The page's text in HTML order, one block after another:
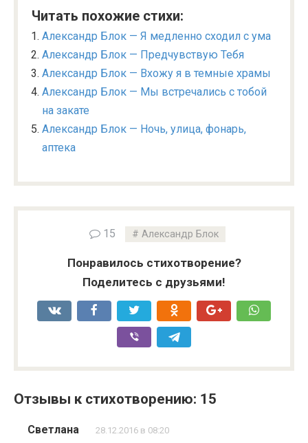
Читать похожие стихи:
Александр Блок — Я медленно сходил с ума
Александр Блок — Предчувствую Тебя
Александр Блок — Вхожу я в темные храмы
Александр Блок — Мы встречались с тобой
на закате
Александр Блок — Ночь, улица, фонарь,
аптека
15 Александр Блок
Понравилось стихотворение?
Поделитесь с друзьями!
Отзывы к стихотворению: 15
Светлана 28.12.2016 в 08:20